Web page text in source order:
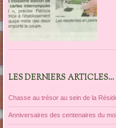
LES DERNIERS ARTICLES…
Chasse au trésor au sein de la
Anniversaires des centenaires du